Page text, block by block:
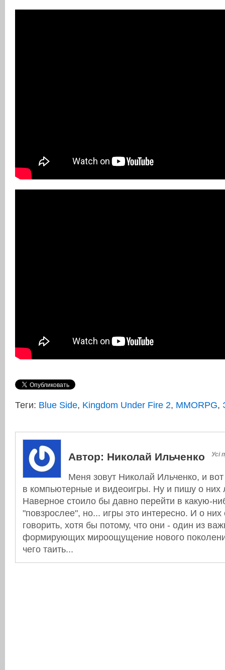
Теги: Blue Side, Kingdom Under Fire 2, MMORPG,
Автор: Николай Ильченко Усі
Меня зовут Николай Ильченко, и
в компьютерные и видеоигры. Ну и пишу о них
Наверное стоило бы давно перейти в какую-
"повзрослее", но... игры это интересно. И о них
говорить, хотя бы потому, что они - один из
формирующих мироощущение нового
чего таить...